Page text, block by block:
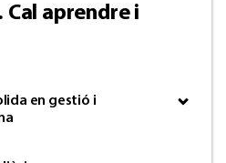
aprendre i
en gestió i